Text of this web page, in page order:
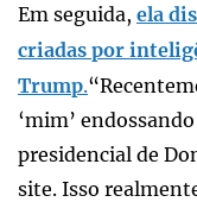
Em seguida, ela
criadas por
Trump.
‘mim’
presidencial de
site. Isso